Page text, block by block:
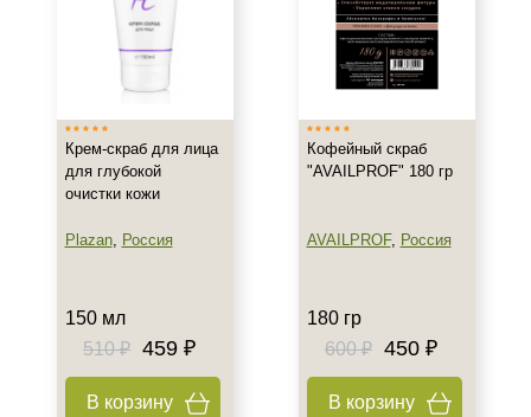
Россия
Тип товара
Мыло
Показать еще
Тип пилинга
Гликолевый
Крем-скраб для лица
для глубокой
очистки кожи
Plazan, Россия
150 мл
510 ₽ 459 ₽
В корзину
Кофейный скраб
"AVAILPROF" 180 гр
AVAILPROF, Россия
180 гр
600 ₽ 450 ₽
В корзину